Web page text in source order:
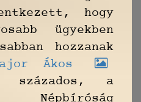
hogy
ügyekben
hozzanak
Ákos
százados, a